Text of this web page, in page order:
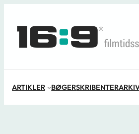
indhold
ARTIKLER BØGERSKRIBENTER